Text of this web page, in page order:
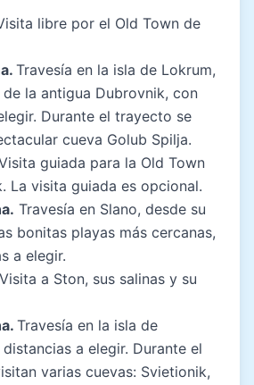
libre por el Old Town de
Travesía en la isla de Lokrum,
la antigua Dubrovnik, con
Durante el trayecto se
cueva Golub Spilja.
guiada para la Old Town
La visita guiada es opcional.
Travesía en Slano, desde su
bonitas playas más cercanas,
a elegir.
Visita a Ston, sus salinas y su
Travesía en la isla de
a elegir. Durante el
varias cuevas: Svietionik,